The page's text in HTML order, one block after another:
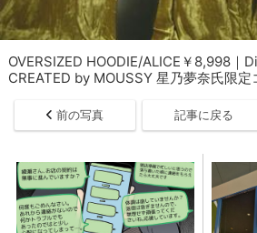
OVERSIZED HOODIE/ALICE￥8,998｜
CREATED by MOUSSY 星乃夢奈氏限定
前の写真 記事に戻る